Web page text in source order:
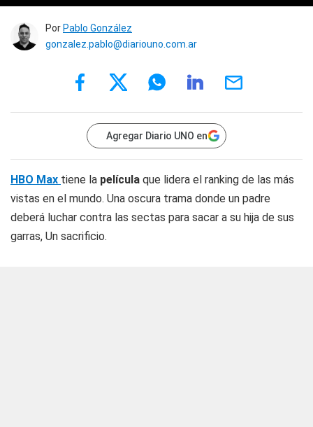
Por Pablo González
gonzalez.pablo@diariouno.com.ar
Agregar Diario UNO en
HBO Max tiene la película que lidera el ranking de las más
vistas en el mundo. Una oscura trama donde un padre
deberá luchar contra las sectas para sacar a su hija de sus
garras, Un sacrificio.